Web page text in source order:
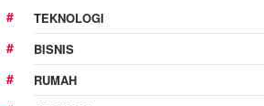
TEKNOLOGI
BISNIS
RUMAH